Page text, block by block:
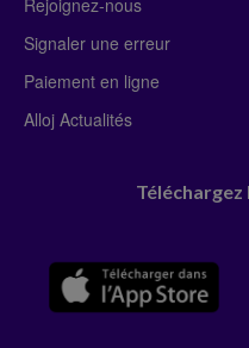
Rejoignez-nous
Signaler une erreur
Paiement en ligne
Alloj Actualités